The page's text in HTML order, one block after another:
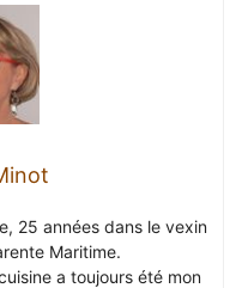
25 années dans le vexin
Maritime.
a toujours été mon